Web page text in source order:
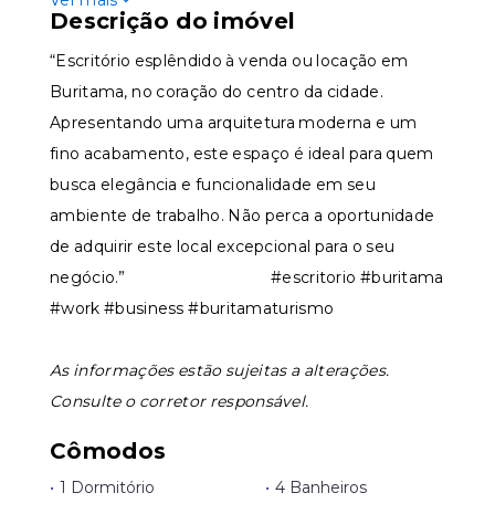
Descrição do imóvel
“Escritório esplêndido à venda ou locação em
Buritama, no coração do centro da cidade.
Apresentando uma arquitetura moderna e um
fino acabamento, este espaço é ideal para quem
busca elegância e funcionalidade em seu
ambiente de trabalho. Não perca a oportunidade
de adquirir este local excepcional para o seu
negócio.” #escritorio #buritama
#work #business #buritamaturismo
As informações estão sujeitas a alterações.
Consulte o corretor responsável.
Cômodos
• 1 Dormitório • 4 Banheiros